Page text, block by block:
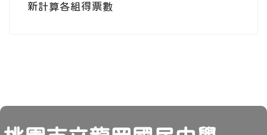
新計算各組得票數
頁尾